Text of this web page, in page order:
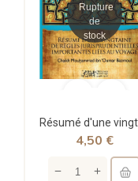
Rupture
de
stock
4,50 €